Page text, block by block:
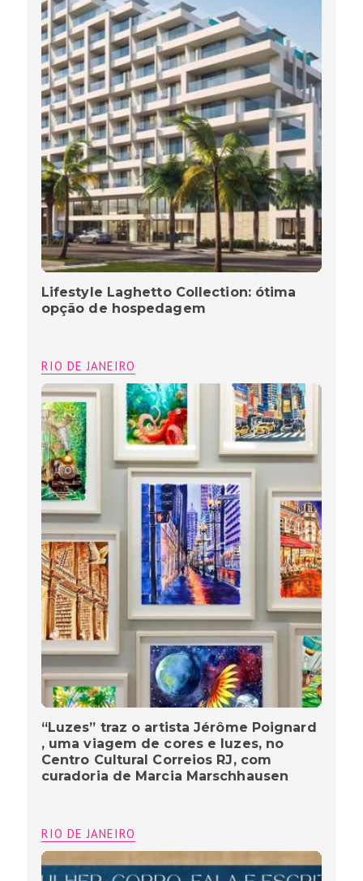
Lifestyle Laghetto Collection: ótima
opção de hospedagem
RIO DE JANEIRO
“Luzes” traz o artista Jérôme Poignard
, uma viagem de cores e luzes, no
Centro Cultural Correios RJ, com
curadoria de Marcia Marschhausen
RIO DE JANEIRO